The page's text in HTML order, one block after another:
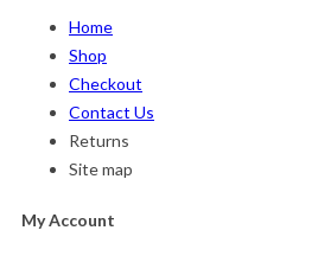
Home
Shop
Checkout
Contact Us
Returns
Site map
My Account